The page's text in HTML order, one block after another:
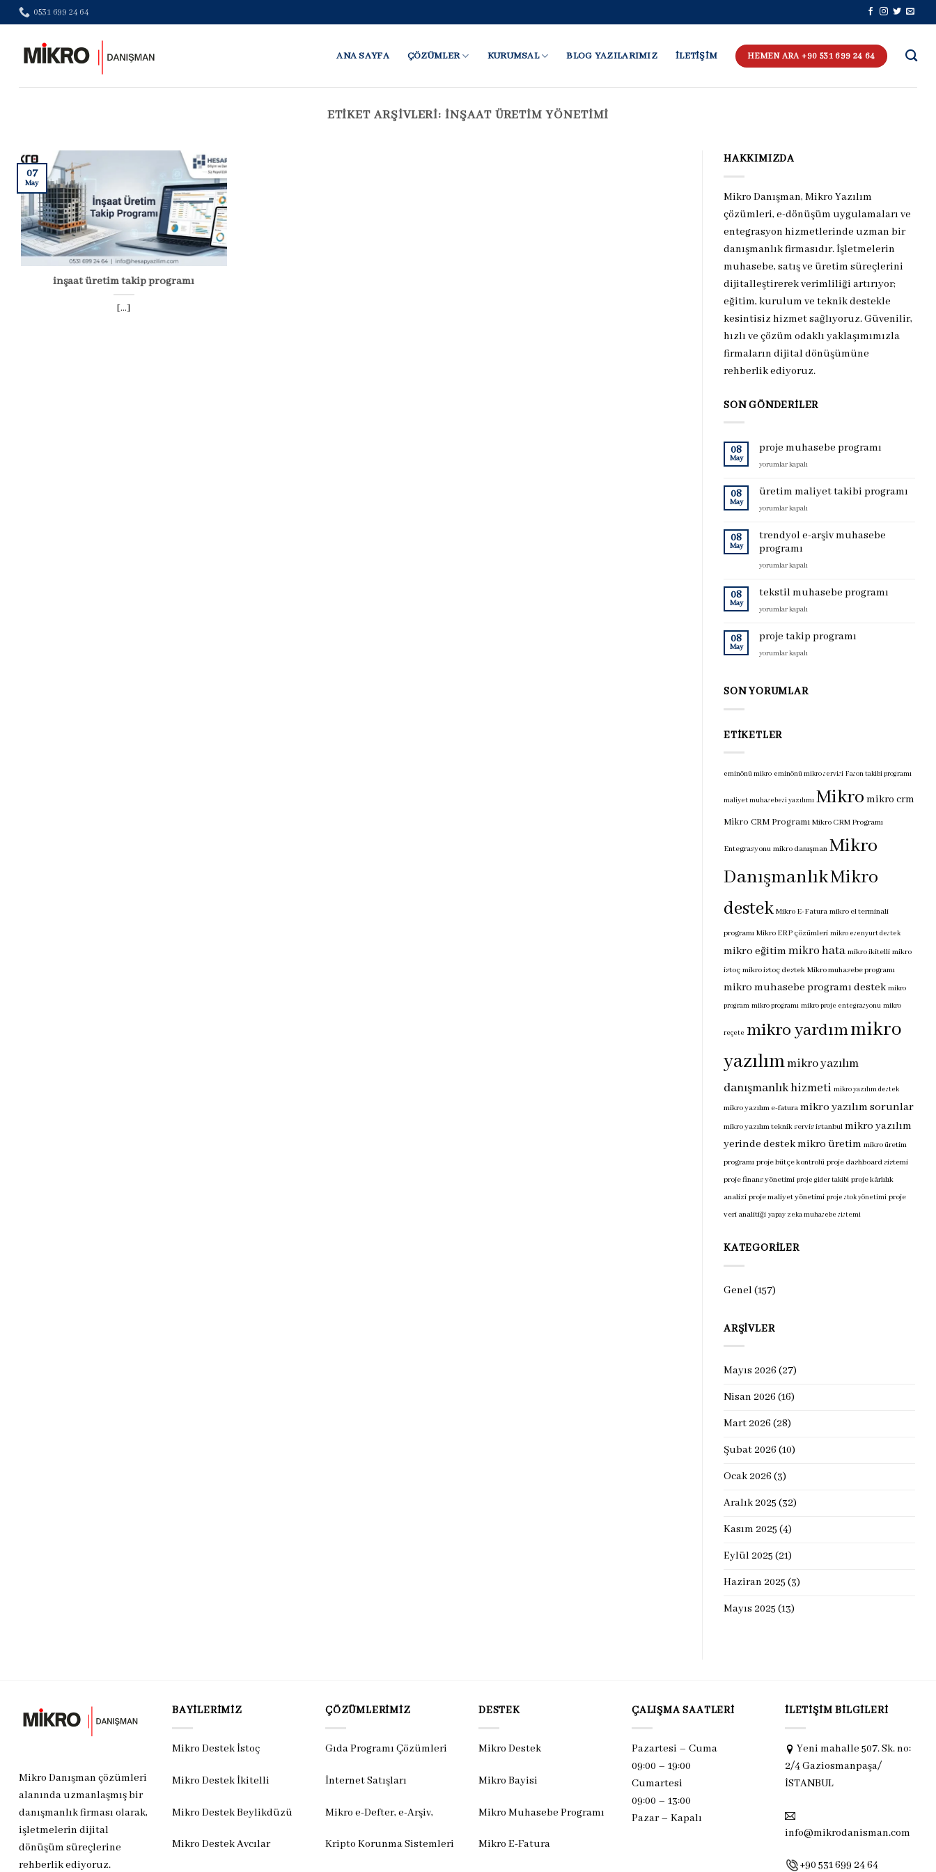
Skip
to
0531 699 24 64
ANA SAYFA ÇÖZÜMLER KURUMSAL BLOG YAZILARIMIZ İLETİŞİM HEMEN ARA +90 531 699 24 64
ETIKET ARŞIVLERI:INŞAAT ÜRETIM YÖNETIMI
inşaat üretim takip programı
[...]
07
May
HAKKIMIZDA
Mikro Danışman, Mikro Yazılım
çözümleri, e-dönüşüm uygulamaları ve
entegrasyon hizmetlerinde uzman bir
danışmanlık firmasıdır. İşletmelerin
muhasebe, satış ve üretim süreçlerini
dijitalleştirerek verimliliği artırıyor;
eğitim, kurulum ve teknik destekle
kesintisiz hizmet sağlıyoruz. Güvenilir,
hızlı ve çözüm odaklı yaklaşımımızla
firmaların dijital dönüşümüne
rehberlik ediyoruz.
SON GÖNDERILER
08
May
proje muhasebe programı
proje
programı
yorumlar kapalı
08
May
üretim maliyet takibi programı
üretim
takibi
için
yorumlar kapalı
08
May
trendyol e-arşiv muhasebe
programı
trendyol
arşiv
programı
yorumlar kapalı
08
May
tekstil muhasebe programı
tekstil
programı
yorumlar kapalı
08
May
proje takip programı
proje
için
yorumlar kapalı
SON YORUMLAR
ETIKETLER
eminönü mikro eminönü mikro servisi Fason takibi programı
maliyet muhasebesi yazılımı Mikro mikro crm
Mikro CRM Programı Mikro CRM Programı
Entegrasyonu mikro danışman Mikro
DanışmanlıkMikro
destek Mikro E-Fatura mikro el terminali
programı Mikro ERP çözümleri mikro esenyurt destek
mikro eğitimmikro hata mikro ikitelli mikro
istoç mikro istoç destek Mikro muhasebe programı
mikro muhasebe programı destek mikro
program mikro programı mikro proje entegrasyonu mikro
reçete mikro yardımmikro
yazılımmikro yazılım
danışmanlık hizmeti mikro yazılım destek
mikro yazılım e-fatura mikro yazılım sorunlar
mikro yazılım teknik servis istanbul mikro yazılım
yerinde destekmikro üretim mikro üretim
programı proje bütçe kontrolü proje dashboard sistemi
proje finans yönetimi proje gider takibi proje kârlılık
analizi proje maliyet yönetimi proje stok yönetimi proje
veri analitiği yapay zeka muhasebe sistemi
KATEGORILER
Genel(157)
ARŞIVLER
Mayıs 2026 (27)
Nisan 2026 (16)
Mart 2026 (28)
Şubat 2026 (10)
Ocak 2026 (3)
Aralık 2025 (32)
Kasım 2025 (4)
Eylül 2025 (21)
Haziran 2025 (3)
Mayıs 2025 (13)
Mikro Danışman çözümleri
alanında uzmanlaşmış bir
danışmanlık firması olarak,
işletmelerin dijital
dönüşüm süreçlerine
rehberlik ediyoruz.
BAYILERIMIZ
Mikro Destek İstoç
Mikro Destek İkitelli
Mikro Destek Beylikdüzü
Mikro Destek Avcılar
ÇÖZÜMLERIMIZ
Gıda Programı Çözümleri
İnternet Satışları
Mikro e-Defter, e-Arşiv,
Kripto Korunma Sistemleri
DESTEK
Mikro Destek
Mikro Bayisi
Mikro Muhasebe Programı
Mikro E-Fatura
ÇALIŞMA SAATLERI
Pazartesi – Cuma
09:00 – 19:00
Cumartesi
09:00 – 13:00
Pazar – Kapalı
İLETIŞIM BILGILERI
Yeni mahalle 507. Sk. no:
2/4 Gaziosmanpaşa/
İSTANBUL
info@mikrodanisman.com
+90 531 699 24 64